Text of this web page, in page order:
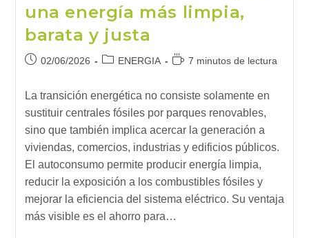
una energía más limpia,
barata y justa
Publicación
entrada:
02/06/2026
Categoría
entrada:
ENERGIA
Tiempo7 minutos de lectura
La transición energética no consiste solamente en
sustituir centrales fósiles por parques renovables,
sino que también implica acercar la generación a
viviendas, comercios, industrias y edificios públicos.
El autoconsumo permite producir energía limpia,
reducir la exposición a los combustibles fósiles y
mejorar la eficiencia del sistema eléctrico. Su ventaja
más visible es el ahorro para…